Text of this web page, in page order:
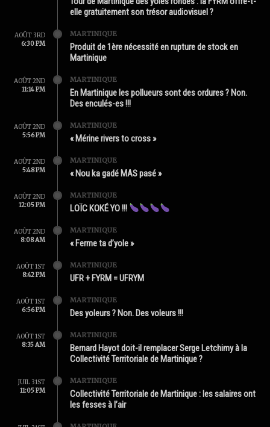
elle gratuitement son trésor audiovisuel ?
AOÛT 3RD
6:30 PM
MARTINIQUE
Produit de 1ère nécessité en rupture de stock en
Martinique
AOÛT 2ND
11:14 PM
MARTINIQUE
En Martinique les pollueurs sont des ordures ? Non.
Des enculés-es !!!
AOÛT 2ND
5:56 PM
MARTINIQUE
« Mérine rivers to cross »
AOÛT 2ND
5:48 PM
MARTINIQUE
« Nou ka gadé MAS pasé »
AOÛT 2ND
12:05 PM
MARTINIQUE
LOÏC KOKÉ YO !!!
AOÛT 2ND
8:08 AM
MARTINIQUE
« Ferme ta d’yole »
AOÛT 1ST
8:42 PM
MARTINIQUE
UFR + FYRM = UFRYM
AOÛT 1ST
6:56 PM
MARTINIQUE
Des yoleurs ? Non. Des voleurs !!!
AOÛT 1ST
8:35 AM
MARTINIQUE
Bernard Hayot doit-il remplacer Serge Letchimy à la
Collectivité Territoriale de Martinique ?
JUIL 31ST
11:05 PM
MARTINIQUE
Collectivité Territoriale de Martinique : les salaires ont
les fesses à l’air